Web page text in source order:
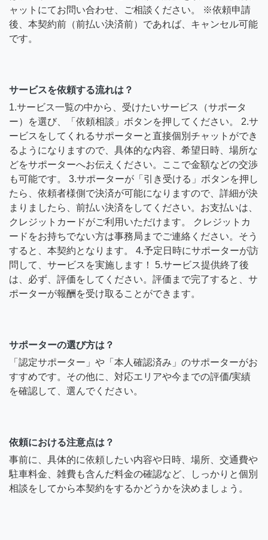
ャットにてお問い合わせ、ご相談ください。 ※依頼申請
後、本契約前（前払い決済前）であれば、キャンセル可能
です。
サービスを依頼する流れは？
1.サービス一覧の中から、受けたいサービス（サポータ
ー）を選び、「依頼相談」ボタンを押してください。 2.サ
ービスをしてくれるサポーターと直接個別チャットができ
るようになりますので、具体的な内容、希望日時、場所な
どをサポーターへお伝えください。ここで金額などの交渉
も可能です。 3.サポーターが「引き受ける」ボタンを押し
たら、依頼者様側で決済が可能になりますので、詳細が決
まりましたら、前払い決済をしてください。お支払いは、
クレジットカードがご利用いただけます。 クレジットカ
ードをお持ちでない方は事務局までご連絡ください。そう
すると、本契約となります。 4.予定日時にサポーターが訪
問して、サービスを実施します！ 5.サービス提供終了後
は、必ず、評価をしてください。評価まで完了すると、サ
ポーターが報酬を受け取ることができます。
サポーターの選び方は？
「認定サポーター」や「本人確認済み」のサポーターがお
すすめです。その他に、対応エリアや今までの評価/実績
を確認して、選んでください。
依頼における注意点は？
事前に、具体的に依頼したい内容や日時、場所、交通費や
駐車料金、雑費も含んだ料金の確認など、しっかりと個別
相談をしてから本契約をするかどうかを決めましょう。